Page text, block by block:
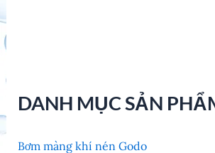
DANH MỤC SẢN
Bơm màng khí nén Godo